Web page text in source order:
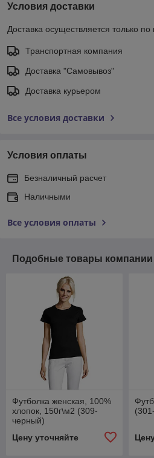
Условия доставки
Доставка осуществляется только по
Транспортная компания
Доставка "Самовывоз"
Доставка курьером
Все условия доставки
Условия оплаты
Безналичный расчет
Наличными
Все условия оплаты
Подобные товары компании
Футболка женская, 100%
хлопок, 150г\м2 (309-
черный)
Цену уточняйте